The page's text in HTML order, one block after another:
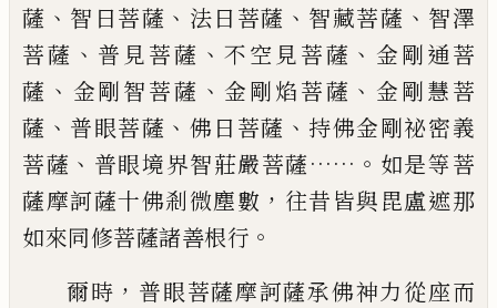
薩 、 智日菩薩 、 法日菩薩 、 智藏菩薩 、 智澤
菩薩 、 普見菩薩 、不空見菩薩 、 金剛通菩
薩 、 金剛智菩薩 、 金剛焰菩薩 、 金剛慧菩
薩 、 普眼菩薩 、 佛日菩薩 、 持佛金剛祕密義
菩薩 、 普眼境界智莊嚴菩薩……。 如是等菩
薩摩訶薩十佛剎微塵數 ， 往昔皆與毘盧遮那
如來同修菩薩諸善根行 。
爾時 ， 普眼菩薩摩訶薩承佛神力從座而